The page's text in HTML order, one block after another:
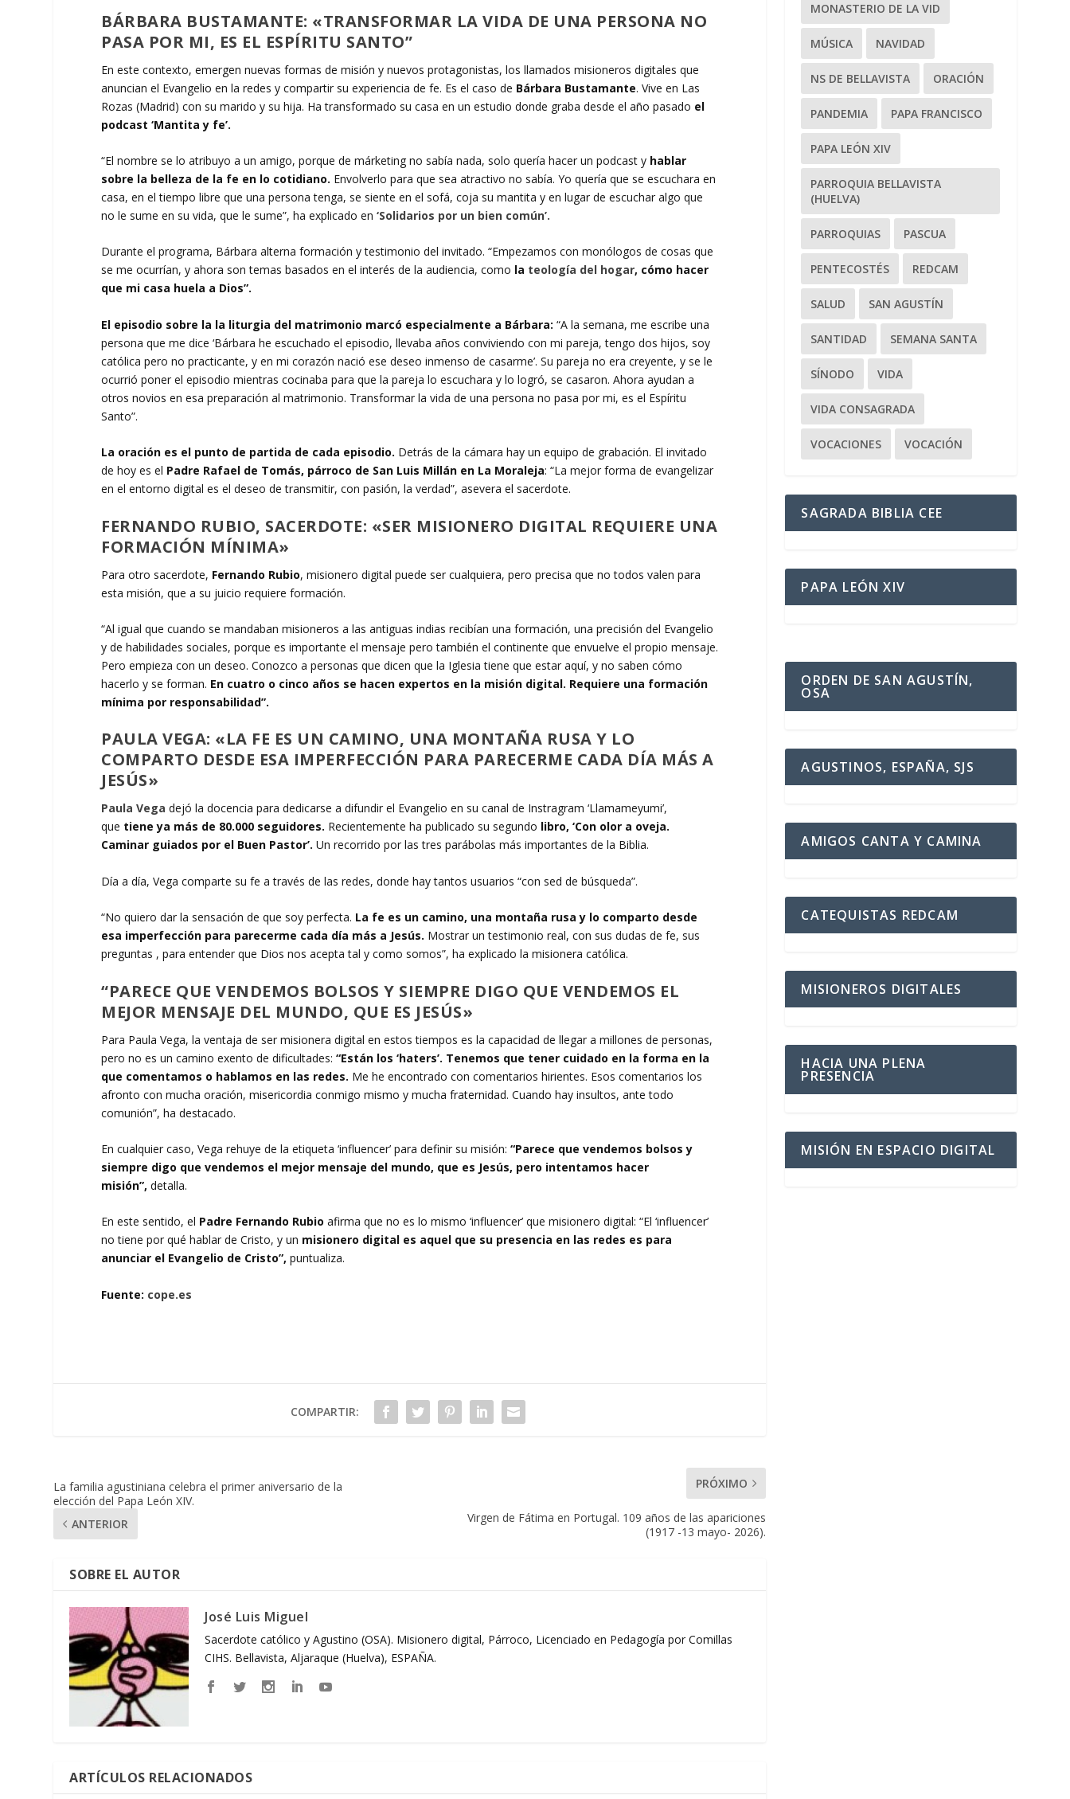
BÁRBARA BUSTAMANTE: «TRANSFORMAR LA VIDA DE UNA PERSONA NO
PASA POR MI, ES EL ESPÍRITU SANTO”
En este contexto, emergen nuevas formas de misión y nuevos protagonistas, los llamados misioneros digitales que
anuncian el Evangelio en la redes y compartir su experiencia de fe. Es el caso de Bárbara Bustamante. Vive en Las
Rozas (Madrid) con su marido y su hija. Ha transformado su casa en un estudio donde graba desde el año pasado el
podcast ‘Mantita y fe’.
“El nombre se lo atribuyo a un amigo, porque de márketing no sabía nada, solo quería hacer un podcast y hablar
sobre la belleza de la fe en lo cotidiano. Envolverlo para que sea atractivo no sabía. Yo quería que se escuchara en
casa, en el tiempo libre que una persona tenga, se siente en el sofá, coja su mantita y en lugar de escuchar algo que
no le sume en su vida, que le sume”, ha explicado en‘Solidarios por un bien común’.
Durante el programa, Bárbara alterna formación y testimonio del invitado. “Empezamos con monólogos de cosas que
se me ocurrían, y ahora son temas basados en el interés de la audiencia, como la teología del hogar, cómo hacer
que mi casa huela a Dios”.
El episodio sobre la la liturgia del matrimonio marcó especialmente a Bárbara: “A la semana, me escribe una
persona que me dice ‘Bárbara he escuchado el episodio, llevaba años conviviendo con mi pareja, tengo dos hijos, soy
católica pero no practicante, y en mi corazón nació ese deseo inmenso de casarme’. Su pareja no era creyente, y se le
ocurrió poner el episodio mientras cocinaba para que la pareja lo escuchara y lo logró, se casaron. Ahora ayudan a
otros novios en esa preparación al matrimonio. Transformar la vida de una persona no pasa por mi, es el Espíritu
Santo”.
La oración es el punto de partida de cada episodio. Detrás de la cámara hay un equipo de grabación. El invitado
de hoy es el Padre Rafael de Tomás, párroco de San Luis Millán en La Moraleja: “La mejor forma de evangelizar
en el entorno digital es el deseo de transmitir, con pasión, la verdad”, asevera el sacerdote.
FERNANDO RUBIO, SACERDOTE: «SER MISIONERO DIGITAL REQUIERE UNA
FORMACIÓN MÍNIMA»
Para otro sacerdote, Fernando Rubio, misionero digital puede ser cualquiera, pero precisa que no todos valen para
esta misión, que a su juicio requiere formación.
“Al igual que cuando se mandaban misioneros a las antiguas indias recibían una formación, una precisión del Evangelio
y de habilidades sociales, porque es importante el mensaje pero también el continente que envuelve el propio mensaje.
Pero empieza con un deseo. Conozco a personas que dicen que la Iglesia tiene que estar aquí, y no saben cómo
hacerlo y se forman. En cuatro o cinco años se hacen expertos en la misión digital. Requiere una formación
mínima por responsabilidad”.
PAULA VEGA: «LA FE ES UN CAMINO, UNA MONTAÑA RUSA Y LO
COMPARTO DESDE ESA IMPERFECCIÓN PARA PARECERME CADA DÍA MÁS A
JESÚS»
Paula Vega dejó la docencia para dedicarse a difundir el Evangelio en su canal de Instragram ‘Llamameyumi’,
que tiene ya más de 80.000 seguidores. Recientemente ha publicado su segundo libro, ‘Con olor a oveja.
Caminar guiados por el Buen Pastor’. Un recorrido por las tres parábolas más importantes de la Biblia.
Día a día, Vega comparte su fe a través de las redes, donde hay tantos usuarios “con sed de búsqueda”.
“No quiero dar la sensación de que soy perfecta. La fe es un camino, una montaña rusa y lo comparto desde
esa imperfección para parecerme cada día más a Jesús. Mostrar un testimonio real, con sus dudas de fe, sus
preguntas , para entender que Dios nos acepta tal y como somos”, ha explicado la misionera católica.
“PARECE QUE VENDEMOS BOLSOS Y SIEMPRE DIGO QUE VENDEMOS EL
MEJOR MENSAJE DEL MUNDO, QUE ES JESÚS»
Para Paula Vega, la ventaja de ser misionera digital en estos tiempos es la capacidad de llegar a millones de personas,
pero no es un camino exento de dificultades:“Están los ‘haters’. Tenemos que tener cuidado en la forma en la
que comentamos o hablamos en las redes. Me he encontrado con comentarios hirientes. Esos comentarios los
afronto con mucha oración, misericordia conmigo mismo y mucha fraternidad. Cuando hay insultos, ante todo
comunión”, ha destacado.
En cualquier caso, Vega rehuye de la etiqueta ‘influencer’ para definir su misión:“Parece que vendemos bolsos y
siempre digo que vendemos el mejor mensaje del mundo, que es Jesús, pero intentamos hacer
misión”, detalla.
En este sentido, el Padre Fernando Rubioafirma que no es lo mismo ‘influencer’ que misionero digital: “El ‘influencer’
no tiene por qué hablar de Cristo, y un misionero digital es aquel que su presencia en las redes es para
anunciar el Evangelio de Cristo”, puntualiza.
Fuente: cope.es
COMPARTIR:
La familia agustiniana celebra el primer aniversario de la
elección del Papa León XIV.
ANTERIOR
PRÓXIMO
Virgen de Fátima en Portugal. 109 años de las apariciones
(1917 -13 mayo- 2026).
SOBRE EL AUTOR
José Luis Miguel
Sacerdote católico y Agustino (OSA). Misionero digital, Párroco, Licenciado en Pedagogía por Comillas
CIHS. Bellavista, Aljaraque (Huelva), ESPAÑA.
ARTÍCULOS RELACIONADOS
MONASTERIO DE LA VID
MÚSICA NAVIDAD
NS DE BELLAVISTA ORACIÓN
PANDEMIA PAPA FRANCISCO
PAPA LEÓN XIV
PARROQUIA BELLAVISTA
(HUELVA)
PARROQUIAS PASCUA
PENTECOSTÉS REDCAM
SALUD SAN AGUSTÍN
SANTIDAD SEMANA SANTA
SÍNODO VIDA
VIDA CONSAGRADA
VOCACIONES VOCACIÓN
SAGRADA BIBLIA CEE
PAPA LEÓN XIV
ORDEN DE SAN AGUSTÍN,
OSA
AGUSTINOS, ESPAÑA, SJS
AMIGOS CANTA Y CAMINA
CATEQUISTAS REDCAM
MISIONEROS DIGITALES
HACIA UNA PLENA
PRESENCIA
MISIÓN EN ESPACIO DIGITAL